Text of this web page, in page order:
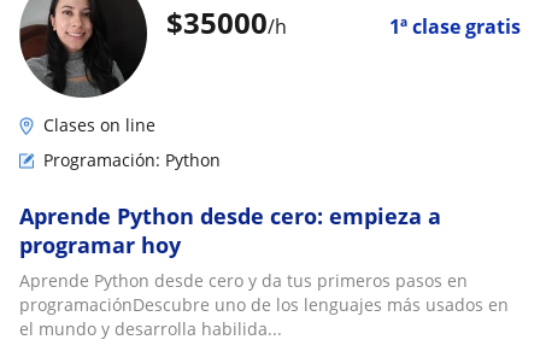
$35000/h 1ª clase gratis
Clases on line
Programación: Python
Aprende Python desde cero: empieza a
programar hoy
Aprende Python desde cero y da tus primeros pasos en
programaciónDescubre uno de los lenguajes más usados en
el mundo y desarrolla habilida...